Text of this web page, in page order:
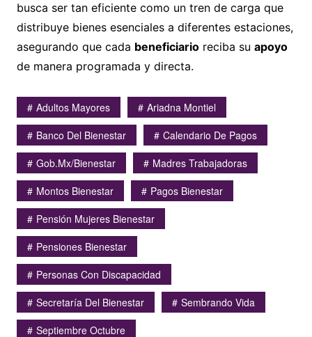
busca ser tan eficiente como un tren de carga que
distribuye bienes esenciales a diferentes estaciones,
asegurando que cada beneficiarioreciba su apoyo
de manera programada y directa.
Adultos Mayores
Ariadna Montiel
Banco Del Bienestar
Calendario De Pagos
Gob.mx/bienestar
Madres Trabajadoras
Montos Bienestar
Pagos Bienestar
Pensión Mujeres Bienestar
Pensiones Bienestar
Personas Con Discapacidad
Secretaría Del Bienestar
Sembrando Vida
Septiembre Octubre